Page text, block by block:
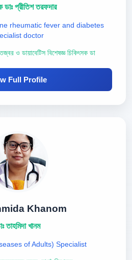
প্রীতিশ তরফদার
rheumatic fever and diabetes
doctor
ও ডায়াবেটিস বিশেষজ্ঞ চিকিৎসক ডা
Full Profile
Khanom
তাহমিদা খানম
of Adults) Specialist